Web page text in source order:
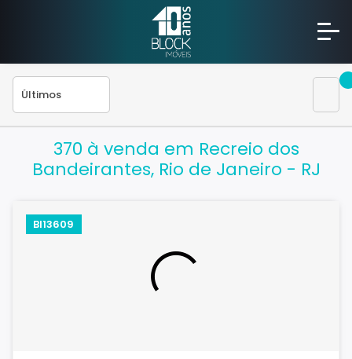
370 à venda em Recreio dos
Bandeirantes, Rio de Janeiro - RJ
BI13609